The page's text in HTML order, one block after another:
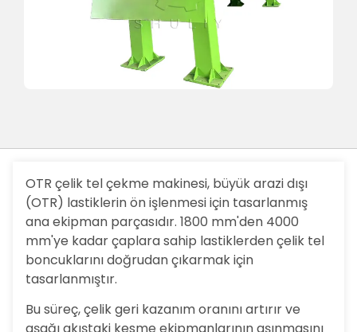
OTR çelik tel çekme makinesi, büyük arazi dışı
(OTR) lastiklerin ön işlenmesi için tasarlanmış
ana ekipman parçasıdır. 1800 mm'den 4000
mm'ye kadar çaplara sahip lastiklerden çelik tel
boncuklarını doğrudan çıkarmak için
tasarlanmıştır.
Bu süreç, çelik geri kazanım oranını artırır ve